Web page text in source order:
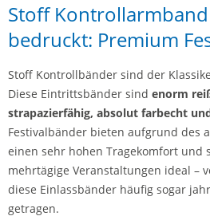
Stoff
bedruckt: Premium
Stoff Kontrollbänder sind der
Diese Eintrittsbänder sind enorm
strapazierfähig, absolut farbecht
Festivalbänder bieten aufgrund des
einen sehr hohen Tragekomfort und
mehrtägige Veranstaltungen ideal –
diese Einlassbänder häufig sogar
getragen.